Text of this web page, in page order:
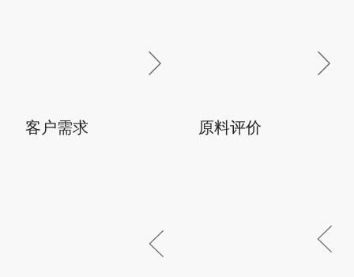
ꁕ
客户需求
ꁕ
原料评价
ꁣ ꁣ